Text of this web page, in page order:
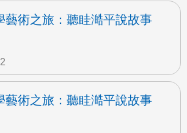
藝術之旅：聽眭澔平說故事
藝術之旅：聽眭澔平說故事